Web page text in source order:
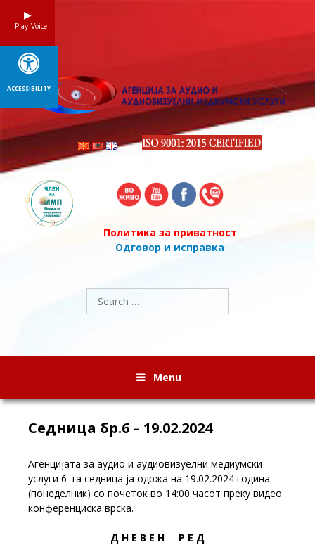
Политика за приватност
Одговор и исправка
Search
for:
Menu
Седница бр.6 – 19.02.2024
Агенцијата за аудио и аудиовизуелни медиумски
услуги 6-та седница ја одржа на 19.02.2024 година
(понеделник) со почеток во 14:00 часот преку видео
конференциска врска.
Д Н Е В Е Н Р Е Д
Play_Voice
ACCESSIBILITY